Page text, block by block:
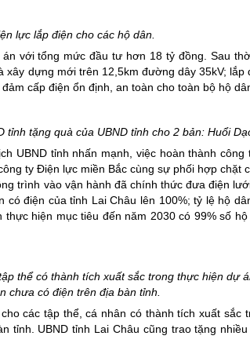
lực lắp điện cho các hộ dân.
với tổng mức đầu tư hơn 18 tỷ đồng. Sau
dựng mới trên 12,5km đường dây 35kV; lắp
cấp điện ổn định, an toàn cho toàn bộ hộ
tỉnh tặng quà của UBND tỉnh cho 2 bản: Huổi
UBND tỉnh nhấn mạnh, việc hoàn thành
ty Điện lực miền Bắc cùng sự phối hợp chặt
trình vào vận hành đã chính thức đưa điện
điện của tỉnh Lai Châu lên 100%; tỷ lệ hộ
hiện mục tiêu đến năm 2030 có 99% số
thể có thành tích xuất sắc trong thực hiện dự
chưa có điện trên địa bàn tỉnh.
các tập thể, cá nhân có thành tích xuất sắc
tỉnh. UBND tỉnh Lai Châu cũng trao tặng